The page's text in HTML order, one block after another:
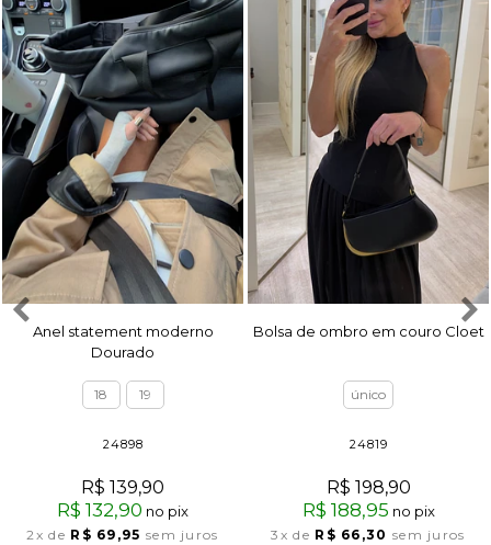
Anel statement moderno
Dourado
18 19
24898
R$ 139,90
R$ 132,90 no pix
2x de R$ 69,95 sem juros
Bolsa de ombro em couro Cloet
único
24819
R$ 198,90
R$ 188,95 no pix
3x de R$ 66,30 sem juros